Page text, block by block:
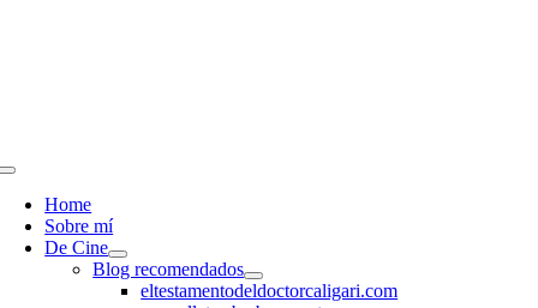
Toggle
NavigationHome
Sobre mí
De Cine
Blog recomendados
eltestamentodeldoctorcaligari.com